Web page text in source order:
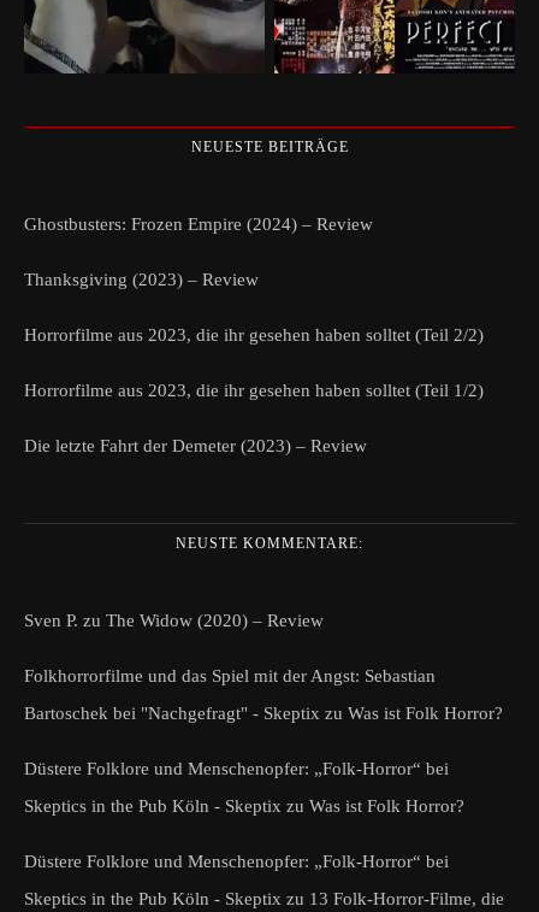
NEUESTE BEITRÄGE
Ghostbusters: Frozen Empire (2024) – Review
Thanksgiving (2023) – Review
Horrorfilme aus 2023, die ihr gesehen haben solltet (Teil 2/2)
Horrorfilme aus 2023, die ihr gesehen haben solltet (Teil 1/2)
Die letzte Fahrt der Demeter (2023) – Review
NEUSTE KOMMENTARE:
Sven P. zu The Widow (2020) – Review
Folkhorrorfilme und das Spiel mit der Angst: Sebastian
Bartoschek bei "Nachgefragt" - Skeptix zu Was ist Folk Horror?
Düstere Folklore und Menschenopfer: „Folk-Horror“ bei
Skeptics in the Pub Köln - Skeptix zu Was ist Folk Horror?
Düstere Folklore und Menschenopfer: „Folk-Horror“ bei
Skeptics in the Pub Köln - Skeptix zu 13 Folk-Horror-Filme, die